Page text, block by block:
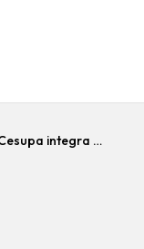
Cesupa integra programação da II Semana do Clima da Amazônia